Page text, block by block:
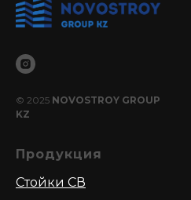
© 2025 NOVOSTROY GROUP
KZ
Продукция
Стойки СВ